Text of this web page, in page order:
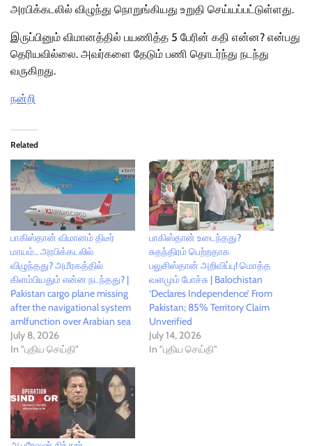
அரபிக்கடலில் விழுந்து நொறுங்கியது உறுதி செய்யப்பட்டுள்ளது.
இருப்பினும் விமானத்தில் பயணித்த 5 பேரின் கதி என்ன? என்பது
தெரியவில்லை. அவர்களை தேடும் பணி தொடர்ந்து நடந்து
வருகிறது.
நன்றி
Related
பாகிஸ்தான் விமானம் திடீர்
மாயம்.. அரபிக்கடலில்
விழுந்தது? அமீரகத்தில்
கிளம்பியதும் என்ன நடந்தது? |
Pakistan cargo plane missing
after the navigational system
amlfunction over Arabian sea
July 8, 2026
In "புதிய செய்தி"
பாகிஸ்தான் உடைந்தது?
சுதந்திரம் பெற்றதாக
பலுசிஸ்தான் அறிவிப்பு! மொத்த
வளமும் போச்சு | Balochistan
‘Declares Independence’ From
Pakistan; 85% Territory Claim
Unverified
July 14, 2026
In "புதிய செய்தி"